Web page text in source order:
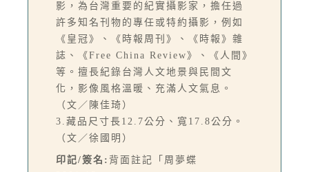
影，為台灣重要的紀實攝影家，擔任過
許多知名刊物的專任或特約攝影，例如
《皇冠》、《時報周刊》、《時報》雜
誌、《Free China Review》、《人間》
等。擅長紀錄台灣人文地景與民間文
化，影像風格溫暖、充滿人文氣息。
（文／陳佳琦）
3.藏品尺寸長12.7公分、寬17.8公分。
（文／徐國明）
印記/簽名: 背面註記「周夢蝶